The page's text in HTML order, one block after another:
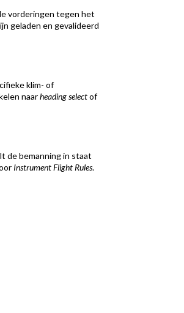
vorderingen tegen het
geladen en gevalideerd
klim- of
naarheading selectof
de bemanning in staat
Instrument Flight Rules.